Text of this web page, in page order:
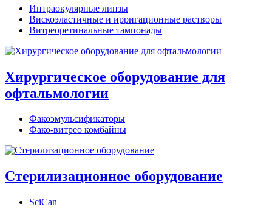
Интраокулярные линзы
Вискоэластичные и ирригационные растворы
Витреоретинальные тампонады
Хирургическое оборудование для
офтальмологии
Факоэмульсификаторы
Фако-витрео комбайны
Стерилизационное оборудование
SciCan